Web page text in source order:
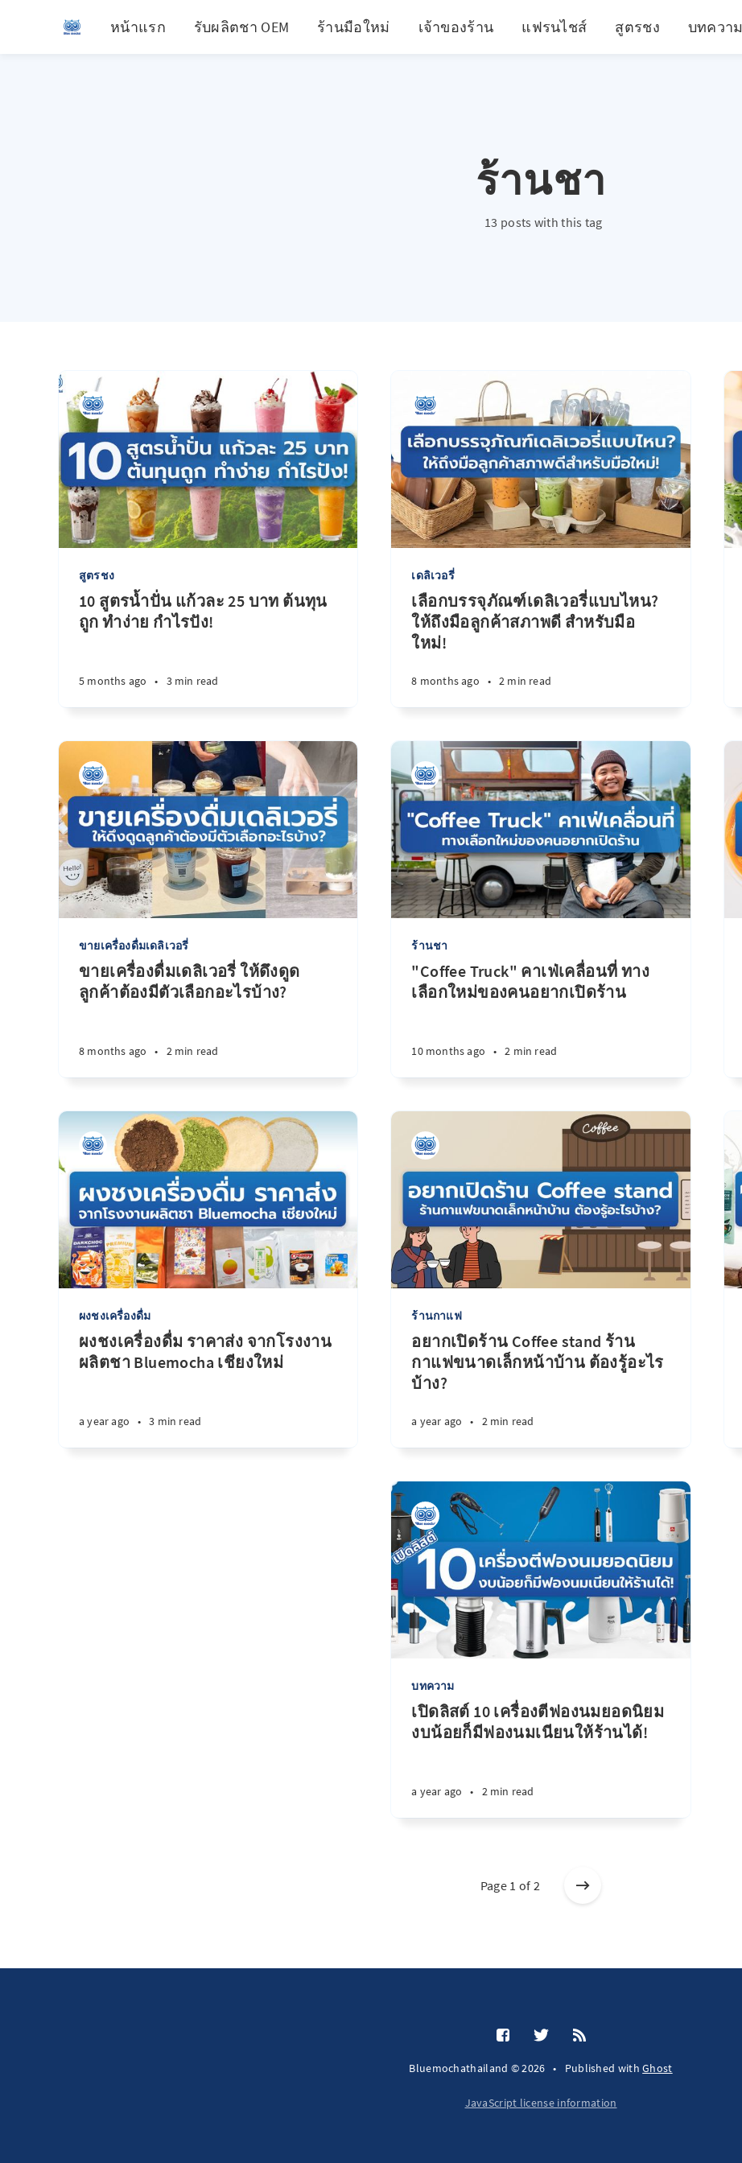
หน้าแรก รับผลิตชา OEM ร้านมือใหม่ เจ้าของร้าน แฟรนไชส์ สูตรชง บทความ
ร้านชา
13 posts with this tag
สูตรชง
10 สูตรน้ำปั่น แก้วละ 25 บาท ต้นทุน
ถูก ทำง่าย กำไรปัง!
5 months ago • 3 min read
เดลิเวอรี่
เลือกบรรจุภัณฑ์เดลิเวอรี่แบบไหน?
ให้ถึงมือลูกค้าสภาพดี สำหรับมือ
ใหม่!
8 months ago • 2 min read
ขายเครื่องดื่มเดลิเวอรี่
ขายเครื่องดื่มเดลิเวอรี่ ให้ดึงดูด
ลูกค้าต้องมีตัวเลือกอะไรบ้าง?
8 months ago • 2 min read
ร้านชา
"Coffee Truck" คาเฟ่เคลื่อนที่ ทาง
เลือกใหม่ของคนอยากเปิดร้าน
10 months ago • 2 min read
ผงชงเครื่องดื่ม
ผงชงเครื่องดื่ม ราคาส่ง จากโรงงาน
ผลิตชา Bluemocha เชียงใหม่
a year ago • 3 min read
ร้านกาแฟ
อยากเปิดร้าน Coffee stand ร้าน
กาแฟขนาดเล็กหน้าบ้าน ต้องรู้อะไร
บ้าง?
a year ago • 2 min read
บทความ
เปิดลิสต์ 10 เครื่องตีฟองนมยอดนิยม
งบน้อยก็มีฟองนมเนียนให้ร้านได้!
a year ago • 2 min read
Page 1 of 2
Bluemochathailand © 2026 • Published withGhost
JavaScript license information